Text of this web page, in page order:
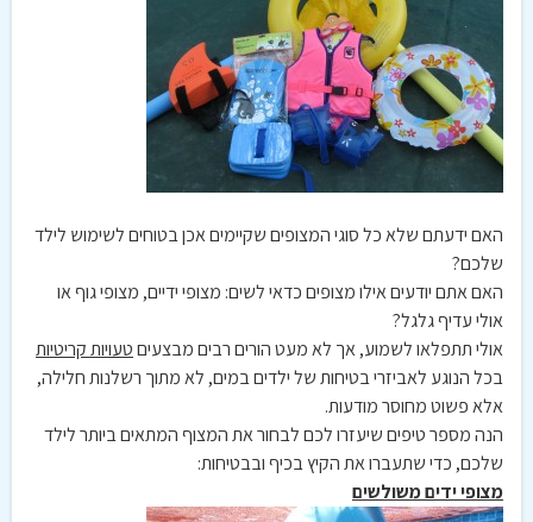
האם ידעתם שלא כל סוגי המצופים שקיימים אכן בטוחים לשימוש לילד
שלכם?
האם אתם יודעים אילו מצופים כדאי לשים: מצופי ידיים, מצופי גוף או
אולי עדיף גלגל?
אולי תתפלאו לשמוע, אך לא מעט הורים רבים מבצעיםטעויות קריטיות
בכל הנוגע לאביזרי בטיחות של ילדים במים, לא מתוך רשלנות חלילה,
אלא פשוט מחוסר מודעות.
הנה מספר טיפים שיעזרו לכם לבחור את המצוף המתאים ביותר לילד
שלכם, כדי שתעברו את הקיץ בכיף ובבטיחות:
מצופי ידים משולשים